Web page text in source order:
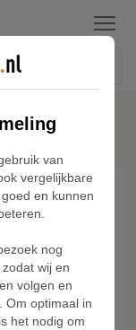
Menu
van
vergelijkbare
en kunnen
nog
wij en
volgen en
Om optimaal in
het nodig om